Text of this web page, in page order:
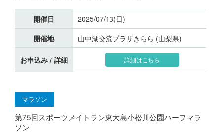
開催日
2025/07/13(日)
開催地
山中湖交流プラザきらら (山梨県)
お申込み / 詳細 詳細はこちら
マラソン
第75回スポーツメイトラン東大島小松川公園ハーフマラ
ソン